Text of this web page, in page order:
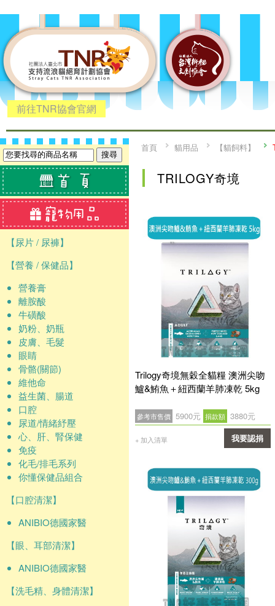
前往TNR協會官網
【尿片 / 尿褲】
【營養 / 保健品】
營養膏
離胺酸
牛磺酸
奶粉、奶瓶
皮膚、毛髮
眼睛
骨骼(關節)
維他命
益生菌、腸道
口腔
尿道/情緒紓壓
心、肝、腎保健
免疫
化毛/排毛系列
你懂保健品組合
【口腔清潔】
ANIBIO德國家醫
【眼、耳部清潔】
ANIBIO德國家醫
【洗毛精、身體清潔】
首頁 貓用品 【貓飼料】
TRILOGY奇境
Trilogy奇境無穀全貓糧 澳洲尖吻
鱸&鮪魚＋紐西蘭羊肺凍乾 5kg
參考市售價 5900元 捐款額 3880元
+ 加入清單 我要認捐